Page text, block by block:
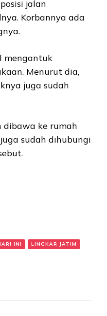
jalan
Korbannya ada
mengantuk
Menurut dia,
juga sudah
dibawa ke rumah
sudah dihubungi
INI LINGKAR JATIM